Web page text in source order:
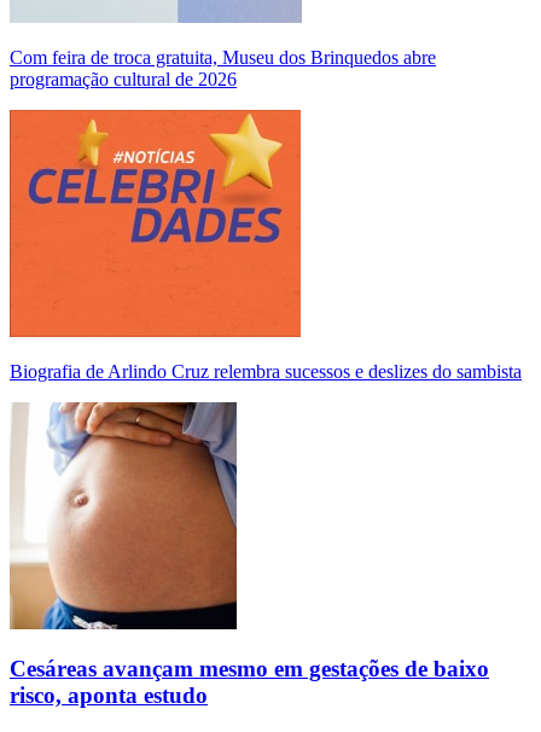
Com feira de troca gratuita, Museu dos Brinquedos abre
programação cultural de 2026
Biografia de Arlindo Cruz relembra sucessos e deslizes do sambista
Cesáreas avançam mesmo em gestações de baixo
risco, aponta estudo